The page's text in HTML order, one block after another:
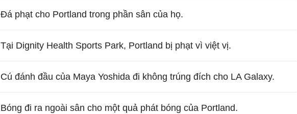
Đá phạt cho Portland trong phần sân của họ.
Tại Dignity Health Sports Park, Portland bị phạt vì việt vị.
Cú đánh đầu của Maya Yoshida đi không trúng đích cho LA Galaxy.
Bóng đi ra ngoài sân cho một quả phát bóng của Portland.